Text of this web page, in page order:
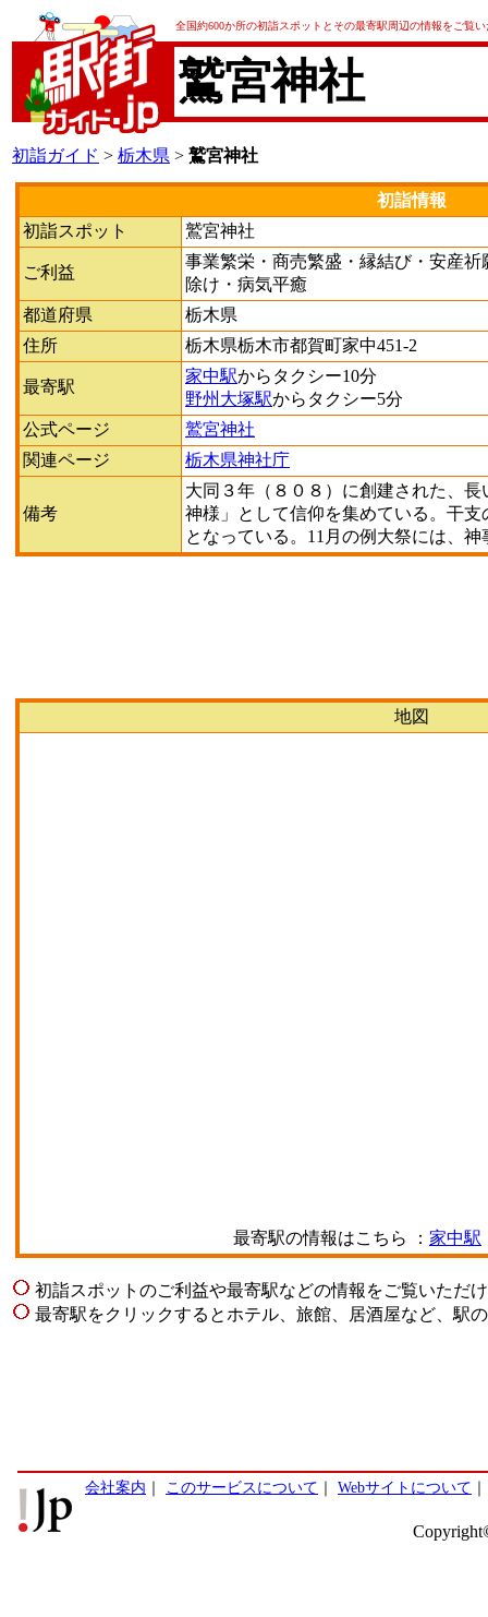
全国約600か所の初詣スポットとその最寄駅周辺の情報をご覧
鷲宮神社
初詣ガイド > 栃木県 > 鷲宮神社
初詣情報
初詣スポット
鷲宮神社
ご利益
事業繁栄・商売繁盛・縁結び・安産
除け・病気平癒
都道府県
栃木県
住所
栃木県栃木市都賀町家中451-2
最寄駅
家中駅からタクシー10分
野州大塚駅からタクシー5分
公式ページ
鷲宮神社
関連ページ
栃木県神社庁
備考
大同３年（８０８）に創建された、
神様」として信仰を集めている。干
となっている。11月の例大祭には、
地図
最寄駅の情報はこちら ： 家中駅
初詣スポットのご利益や最寄駅などの情報をご覧いただ
最寄駅をクリックするとホテル、旅館、居酒屋など、駅
会社案内 このサービスについて Webサイトについて